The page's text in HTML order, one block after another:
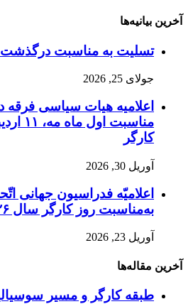
آخرین بیانیه‌ها
تسلیت به مناسبت درگذشت
جولای 25, 2026
اعلامیه هیات سیاسی فرقه
کارگر
آوریل 30, 2026
اعلامیّه فدراسیون جهانی
به‌مناسبت روز کارگر سال ۲۰۲۶
آوریل 23, 2026
آخرین مقاله‌ها
طبقه کارگر و مسیر